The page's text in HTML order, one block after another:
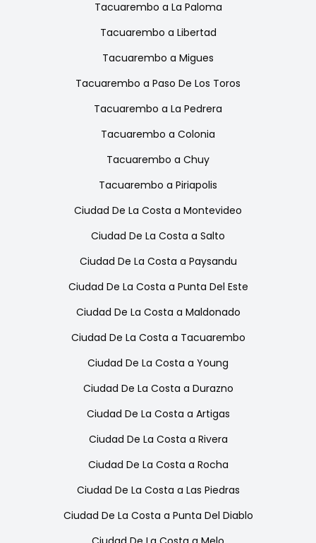
Tacuarembo a La Paloma
Tacuarembo a Libertad
Tacuarembo a Migues
Tacuarembo a Paso De Los Toros
Tacuarembo a La Pedrera
Tacuarembo a Colonia
Tacuarembo a Chuy
Tacuarembo a Piriapolis
Ciudad De La Costa a Montevideo
Ciudad De La Costa a Salto
Ciudad De La Costa a Paysandu
Ciudad De La Costa a Punta Del Este
Ciudad De La Costa a Maldonado
Ciudad De La Costa a Tacuarembo
Ciudad De La Costa a Young
Ciudad De La Costa a Durazno
Ciudad De La Costa a Artigas
Ciudad De La Costa a Rivera
Ciudad De La Costa a Rocha
Ciudad De La Costa a Las Piedras
Ciudad De La Costa a Punta Del Diablo